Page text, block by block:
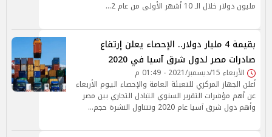
مليون دولار خلال الـ 10 أشهر الأولى من عام 2…
بقيمة 4 مليار دولار.. الإحصاء يعلن إرتفاع
صادرات مصر لدول شرق آسيا في 2020
الأربعاء 15/ديسمبر/2021 - 01:49 م
أعلن الجهاز المركزي للتعبئة العامة والإحصاء اليـوم الأربعاء
عن أهم مؤشرات التقرير السنوي التبادل التجاري بين مصر
وأهم دول شرق آسيا عام 2020 وتتناول النشرة حجم…